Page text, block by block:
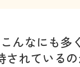
んなにも多
されているの